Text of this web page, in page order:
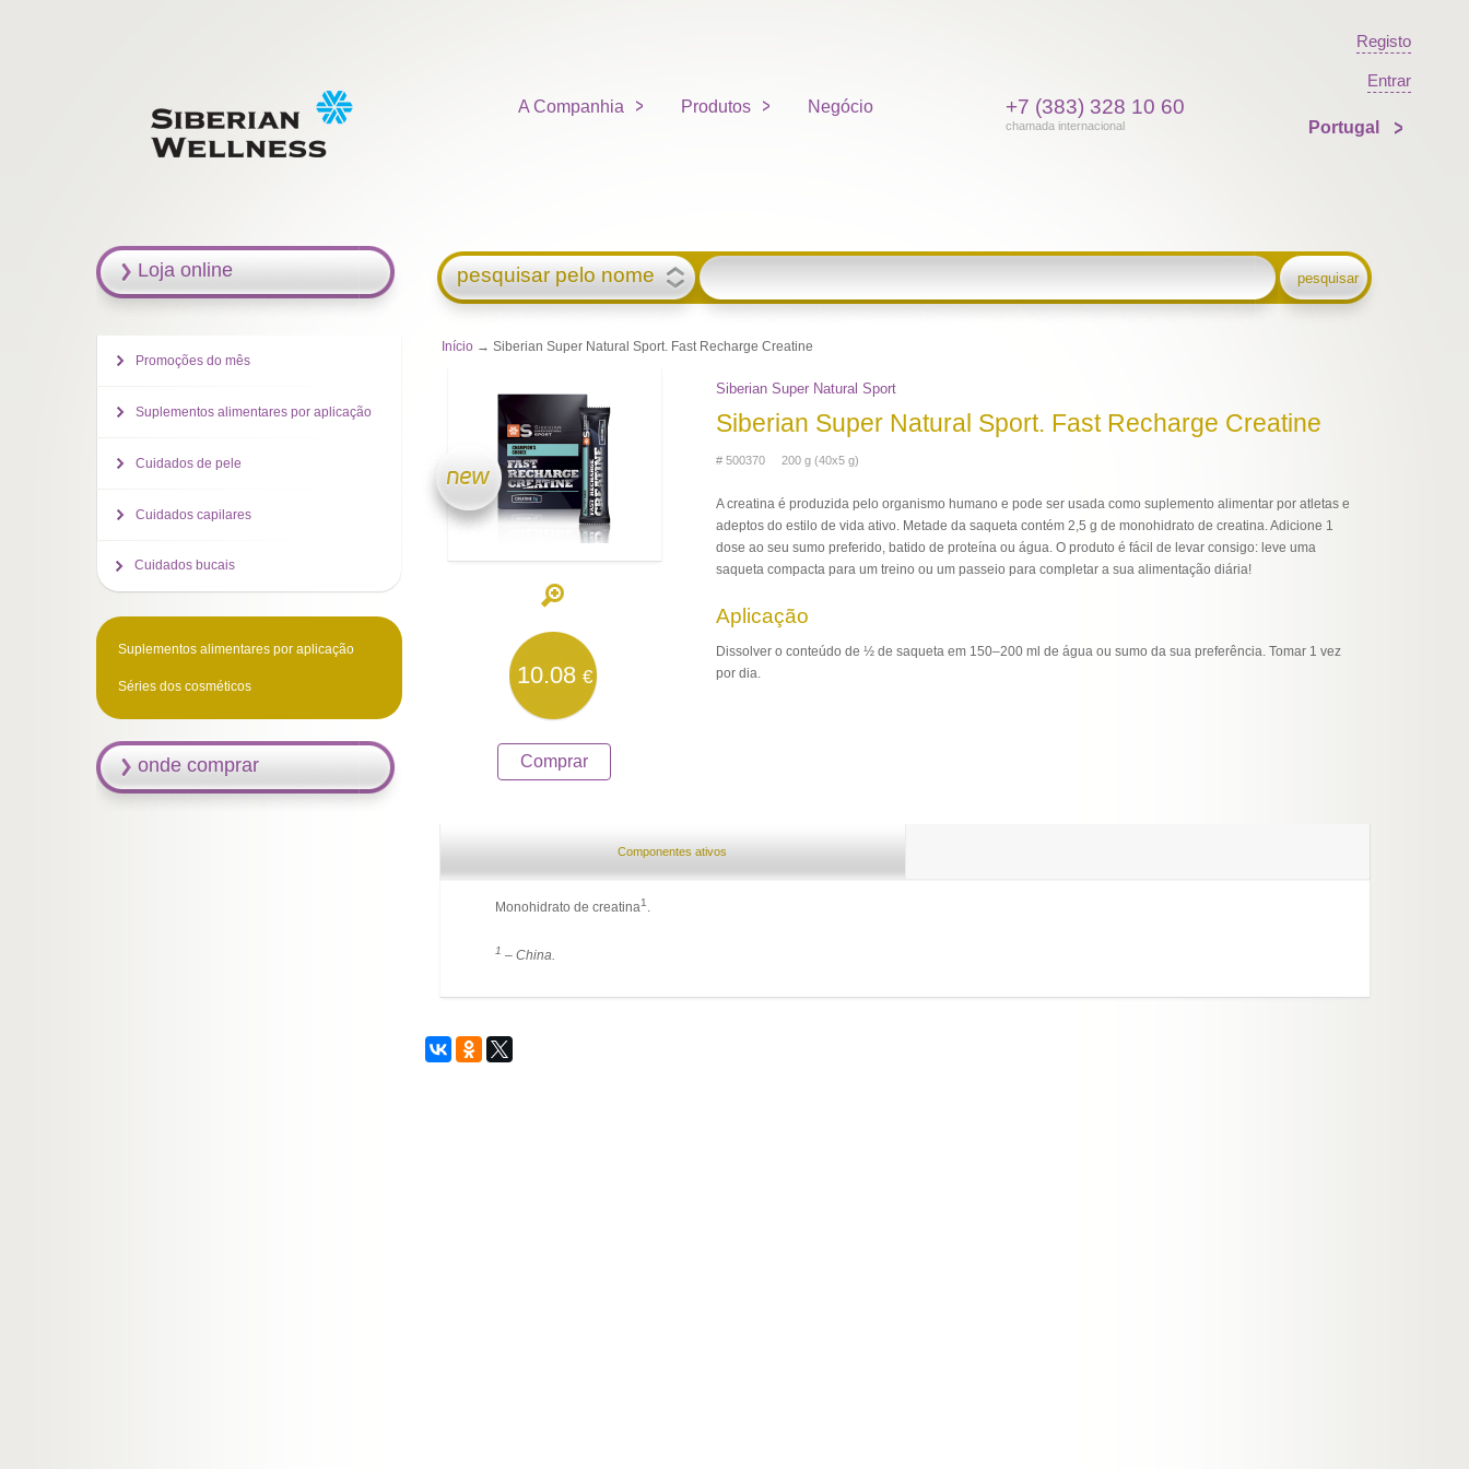
A Companhia Produtos Negócio +7 (383) 328 10 60
chamada internacional
Registo
Entrar
Portugal
pesquisar pelo nome pesquisar
Início → Siberian Super Natural Sport. Fast Recharge Creatine
10.08 €
Comprar
Siberian Super Natural Sport
Siberian Super Natural Sport. Fast Recharge Creatine
# 500370 200 g (40х5 g)
A creatina é produzida pelo organismo humano e pode ser usada como suplemento alimentar por atletas e
adeptos do estilo de vida ativo. Metade da saqueta contém 2,5 g de monohidrato de creatina. Adicione 1
dose ao seu sumo preferido, batido de proteína ou água. O produto é fácil de levar consigo: leve uma
saqueta compacta para um treino ou um passeio para completar a sua alimentação diária!
Aplicação
Dissolver o conteúdo de ½ de saqueta em 150–200 ml de água ou sumo da sua preferência. Tomar 1 vez
por dia.
Componentes ativos
Monohidrato de creatina1 .
1 – China.
Loja online
Promoções do mês
Suplementos alimentares por aplicação
Cuidados de pele
Cuidados capilares
Cuidados bucais
Suplementos alimentares por aplicação
Séries dos cosméticos
onde comprar